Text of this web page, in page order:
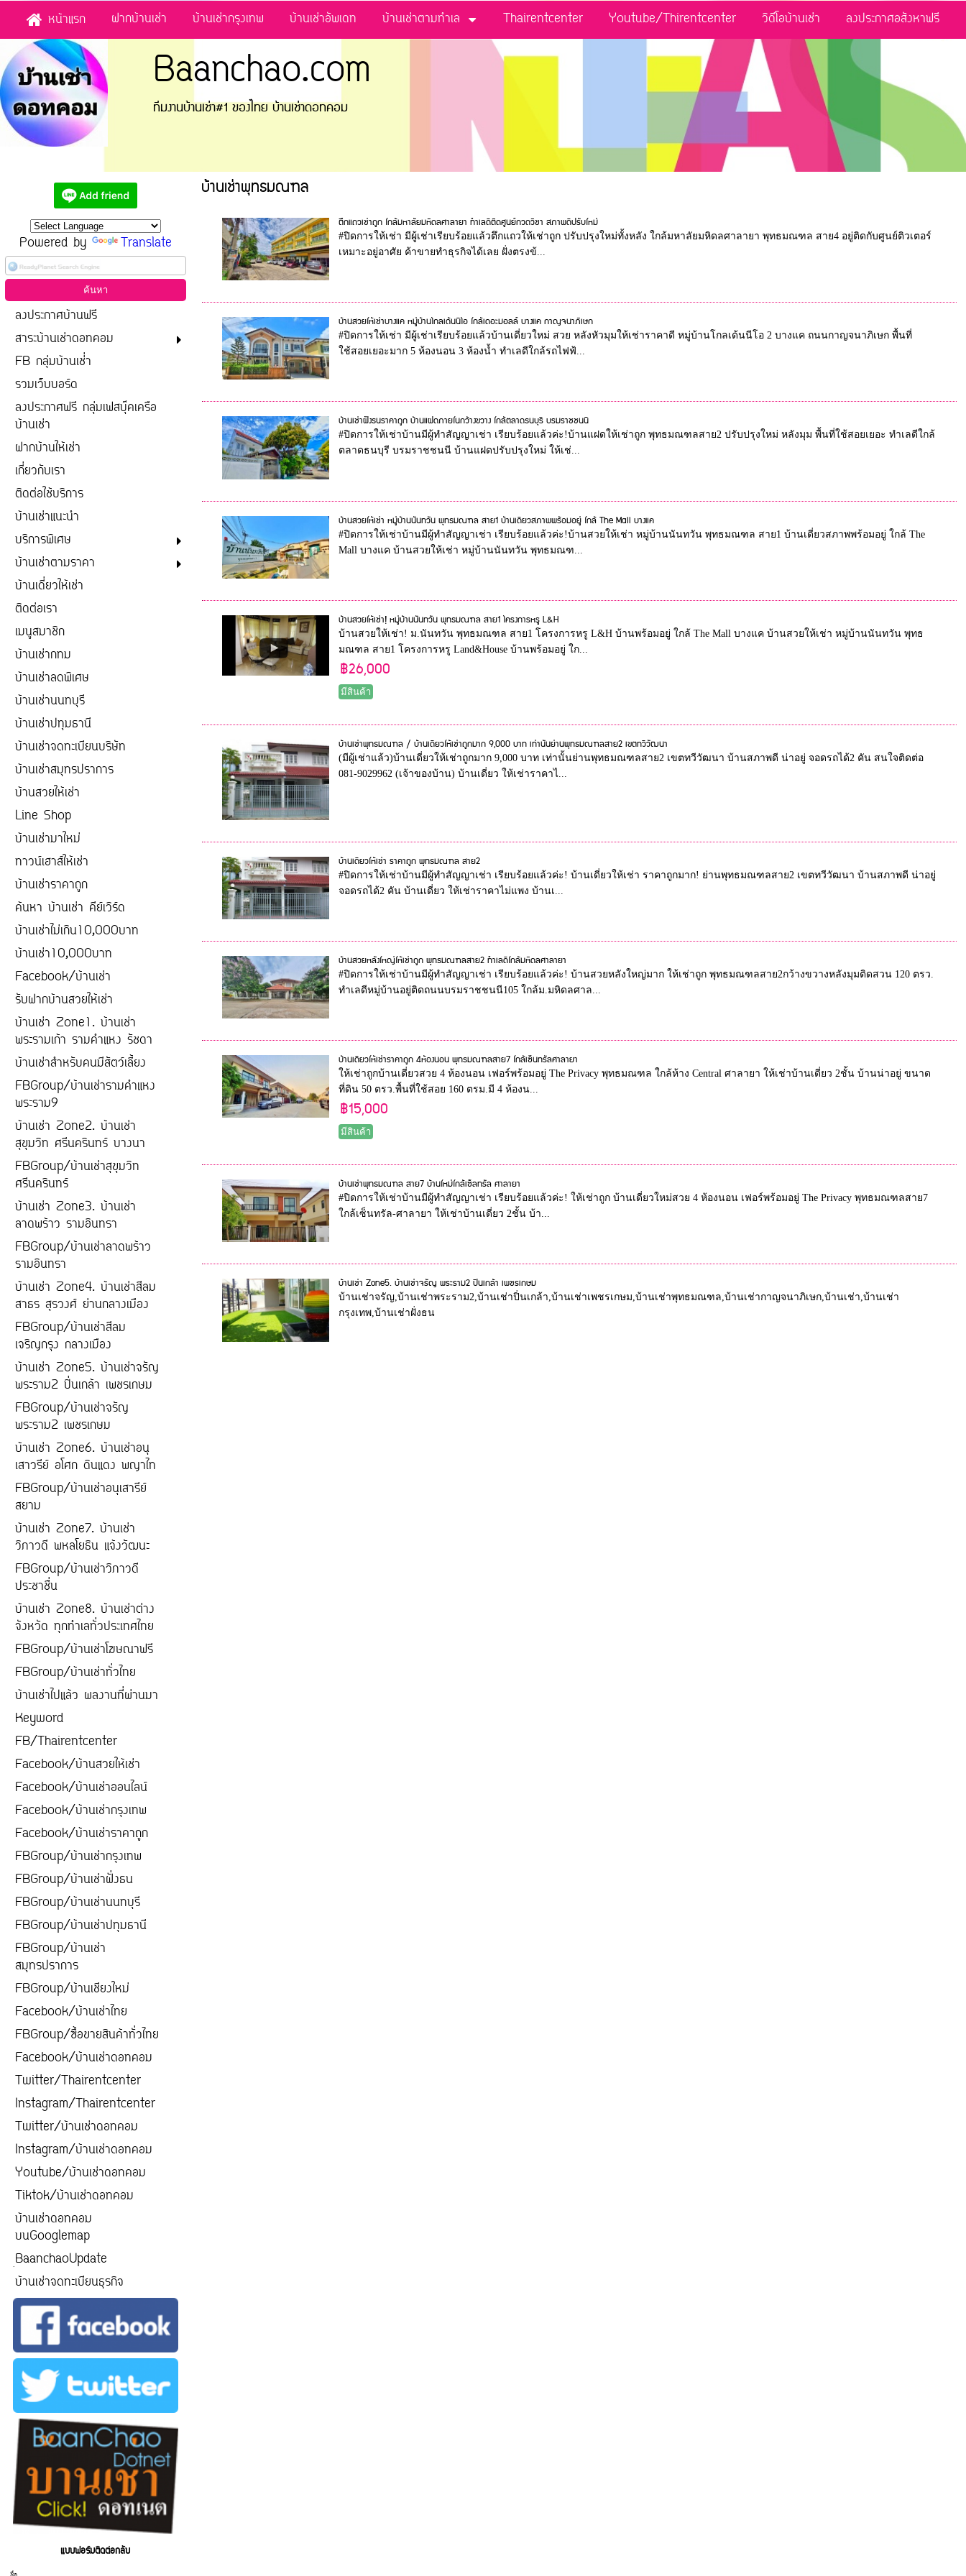
หน้าแรก ฝากบ้านเช่า บ้านเช่ากรุงเทพ บ้านเช่าอัพเดท บ้านเช่าตามทำเล Thairentcenter Youtube/Thirentcenter วิดีโอบ้านเช่า ลงประกาศอสังหาฟรี
Baanchao.com
ทีมงานบ้านเช่า#1 ของไทย บ้านเช่าดอทคอม
Powered by Translate
ลงประกาศบ้านฟรี
สาระบ้านเช่าดอทคอม
FB กลุ่มบ้านเช่่า
รวมเว็บบอร์ด
ลงประกาศฟรี กลุ่มเฟสบุ๊คเครือ
บ้านเช่า
ฝากบ้านให้เช่า
เกี่ยวกับเรา
ติดต่อใช้บริการ
บ้านเช่าแนะนำ
บริการพิเศษ
บ้านเช่าตามราคา
บ้านเดี่ยวให้เช่า
ติดต่อเรา
เมนูสมาชิก
บ้านเช่ากทม
บ้านเช่าลดพิเศษ
บ้านเช่านนทบุรี
บ้านเช่าปทุมธานี
บ้านเช่าจดทะเบียนบริษัท
บ้านเช่าสมุทรปราการ
บ้านสวยให้เช่า
Line Shop
บ้านเช่ามาใหม่
ทาวน์เฮาส์ให้เช่า
บ้านเช่าราคาถูก
ค้นหา บ้านเช่า คีย์เวิร์ด
บ้านเช่าไม่เกิน10,000บาท
บ้านเช่า10,000บาท
Facebook/บ้านเช่า
รับฝากบ้านสวยให้เช่า
บ้านเช่า Zone1. บ้านเช่า
พระรามเก้า รามคำแหง รัชดา
บ้านเช่าสำหรับคนมีสัตว์เลี้ยง
FBGroup/บ้านเช่ารามคำแหง
พระราม9
บ้านเช่า Zone2. บ้านเช่า
สุขุมวิท ศรีนครินทร์ บางนา
FBGroup/บ้านเช่าสุขุมวิท
ศรีนครินทร์
บ้านเช่า Zone3. บ้านเช่า
ลาดพร้าว รามอินทรา
FBGroup/บ้านเช่าลาดพร้าว
รามอินทรา
บ้านเช่า Zone4. บ้านเช่าสีลม
สาธร สุรวงศ์ ย่านกลางเมือง
FBGroup/บ้านเช่าสีลม
เจริญกรุง กลางเมือง
บ้านเช่า Zone5. บ้านเช่าจรัญ
พระราม2 ปิ่นเกล้า เพชรเกษม
FBGroup/บ้านเช่าจรัญ
พระราม2 เพชรเกษม
บ้านเช่า Zone6. บ้านเช่าอนุ
เสาวรีย์ อโศก ดินแดง พญาไท
FBGroup/บ้านเช่าอนุเสารีย์
สยาม
บ้านเช่า Zone7. บ้านเช่า
วิภาวดี พหลโยธิน แจ้งวัฒนะ
FBGroup/บ้านเช่าวิภาวดี
ประชาชื่น
บ้านเช่า Zone8. บ้านเช่าต่าง
จังหวัด ทุกทำเลทั่วประเทศไทย
FBGroup/บ้านเช่าโฆษณาฟรี
FBGroup/บ้านเช่าทั่วไทย
บ้านเช่าไปแล้ว ผลงานที่ผ่านมา
Keyword
FB/Thairentcenter
Facebook/บ้านสวยให้เช่า
Facebook/บ้านเช่าออนไลน์
Facebook/บ้านเช่ากรุงเทพ
Facebook/บ้านเช่าราคาถูก
FBGroup/บ้านเช่ากรุงเทพ
FBGroup/บ้านเช่าฝั่งธน
FBGroup/บ้านเช่านนทบุรี
FBGroup/บ้านเช่าปทุมธานี
FBGroup/บ้านเช่า
สมุทรปราการ
FBGroup/บ้านเชียงใหม่
Facebook/บ้านเช่าไทย
FBGroup/ซื้อขายสินค้าทั่วไทย
Facebook/บ้านเช่าดอทคอม
Twitter/Thairentcenter
Instagram/Thairentcenter
Twitter/บ้านเช่าดอทคอม
Instagram/บ้านเช่าดอทคอม
Youtube/บ้านเช่าดอทคอม
Tiktok/บ้านเช่าดอทคอม
บ้านเช่าดอทคอม
บนGooglemap
ฺBaanchaoUpdate
บ้านเช่าจดทะเบียนธุรกิจ
แบบฟอร์มติดต่อกลับ
บ้านเช่าพุทธมณฑล
ตึกแถวเช่าถูก ใกล้มหาลัยมหิดลศาลายา ทำเลดีติดศูนย์กวดวิชา สภาพดีปรับใหม่
#ปิดการให้เช่า มีผู้เช่าเรียบร้อยแล้วตึกแถวให้เช่าถูก ปรับปรุงใหม่ทั้งหลัง ใกล้มหาลัยมหิดลศาลายา พุทธมณฑล สาย4 อยู่ติดกับศูนย์ติวเตอร์
เหมาะอยู่อาศัย ค้าขายทำธุรกิจได้เลย ฝั่งตรงข้...
บ้านสวยให้เช่าบางแค หมู่บ้านโกลเด้นนีโอ ใกล้เดอะมอลล์ บางแค กาญจนาภิเษก
#ปิดการให้เช่า มีผู้เช่าเรียบร้อยแล้วบ้านเดี่ยวใหม่ สวย หลังหัวมุมให้เช่าราคาดี หมู่บ้านโกลเด้นนีโอ 2 บางแค ถนนกาญจนาภิเษก พื้นที่
ใช้สอยเยอะมาก 5 ห้องนอน 3 ห้องน้ำ ทำเลดีใกล้รถไฟฟ้...
บ้านเช่าฝั่งธนราคาถูก บ้านแฝดภายในกว้างขวาง ใกล้ตลาดธนบุรี บรมราชชนนี
#ปิดการให้เช่าบ้านมีผู้ทำสัญญาเช่า เรียบร้อยแล้วค่ะ!บ้านแฝดให้เช่าถูก พุทธมณฑลสาย2 ปรับปรุงใหม่ หลังมุม พื้นที่ใช้สอยเยอะ ทำเลดีใกล้
ตลาดธนบุรี บรมราชชนนี บ้านแฝดปรับปรุงใหม่ ให้เช่...
บ้านสวยให้เช่า หมู่บ้านนันทวัน พุทธมณฑล สาย1 บ้านเดี่ยวสภาพพร้อมอยู่ ใกล้ The Mall บางแค
#ปิดการให้เช่าบ้านมีผู้ทำสัญญาเช่า เรียบร้อยแล้วค่ะ!บ้านสวยให้เช่า หมู่บ้านนันทวัน พุทธมณฑล สาย1 บ้านเดี่ยวสภาพพร้อมอยู่ ใกล้ The
Mall บางแค บ้านสวยให้เช่า หมู่บ้านนันทวัน พุทธมณฑ...
บ้านสวยให้เช่า! หมู่บ้านนันทวัน พุทธมณฑล สาย1 โครงการหรู L&H
บ้านสวยให้เช่า! ม.นันทวัน พุทธมณฑล สาย1 โครงการหรู L&H บ้านพร้อมอยู่ ใกล้ The Mall บางแค บ้านสวยให้เช่า หมู่บ้านนันทวัน พุทธ
มณฑล สาย1 โครงการหรู Land&House บ้านพร้อมอยู่ ใก...
฿26,000
มีสินค้า
บ้านเช่าพุทธมณฑล / บ้านเดี่ยวให้เช่าถูกมาก 9,000 บาท เท่านั้นย่านพุทธมณฑลสาย2 เขตทวีวัฒนา
(มีผู้เช่าแล้ว)บ้านเดี่ยวให้เช่าถูกมาก 9,000 บาท เท่านั้นย่านพุทธมณฑลสาย2 เขตทวีวัฒนา บ้านสภาพดี น่าอยู่ จอดรถได้2 คัน สนใจติดต่อ
081-9029962 (เจ้าของบ้าน) บ้านเดี่ยว ให้เช่าราคาไ...
บ้านเดียวให้เช่า ราคาถูก พุทธมณฑล สาย2
#ปิดการให้เช่าบ้านมีผู้ทำสัญญาเช่า เรียบร้อยแล้วค่ะ! บ้านเดี่ยวให้เช่า ราคาถูกมาก! ย่านพุทธมณฑลสาย2 เขตทวีวัฒนา บ้านสภาพดี น่าอยู่
จอดรถได้2 คัน บ้านเดี่ยว ให้เช่าราคาไม่แพง บ้านเ...
บ้านสวยหลังใหญ่ให้เช่าถูก พุทธมณฑลสาย2 ทำเลดีใกล้มหิดลศาลายา
#ปิดการให้เช่าบ้านมีผู้ทำสัญญาเช่า เรียบร้อยแล้วค่ะ! บ้านสวยหลังใหญ่มาก ให้เช่าถูก พุทธมณฑลสาย2กว้างขวางหลังมุมติดสวน 120 ตรว.
ทำเลดีหมู่บ้านอยู่ติดถนนบรมราชชนนี105 ใกล้ม.มหิดลศาล...
บ้านเดี่ยวให้เช่าราคาถูก 4ห้องนอน พุทธมณฑลสาย7 ใกล้เซ็นทรัลศาลายา
ให้เช่าถูกบ้านเดี่ยวสวย 4 ห้องนอน เฟอร์พร้อมอยู่ The Privacy พุทธมณฑล ใกล้ห้าง Central ศาลายา ให้เช่าบ้านเดี่ยว 2ชั้น บ้านน่าอยู่ ขนาด
ที่ดิน 50 ตรว.พื้นที่ใช้สอย 160 ตรม.มี 4 ห้องน...
฿15,000
มีสินค้า
บ้านเช่าพุทธมณฑล สาย7 บ้านใหม่ใกล้เซ็ลทรัล ศาลายา
#ปิดการให้เช่าบ้านมีผู้ทำสัญญาเช่า เรียบร้อยแล้วค่ะ! ให้เช่าถูก บ้านเดี่ยวใหม่สวย 4 ห้องนอน เฟอร์พร้อมอยู่ The Privacy พุทธมณฑลสาย7
ใกล้เซ็นทรัล-ศาลายา ให้เช่าบ้านเดี่ยว 2ชั้น บ้า...
บ้านเช่า Zone5. บ้านเช่าจรัญ พระราม2 ปิ่นเกล้า เพชรเกษม
บ้านเช่าจรัญ,บ้านเช่าพระราม2,บ้านเช่าปิ่นเกล้า,บ้านเช่าเพชรเกษม,บ้านเช่าพุทธมณฑล,บ้านเช่ากาญจนาภิเษก,บ้านเช่า,บ้านเช่า
กรุงเทพ,บ้านเช่าฝั่งธน